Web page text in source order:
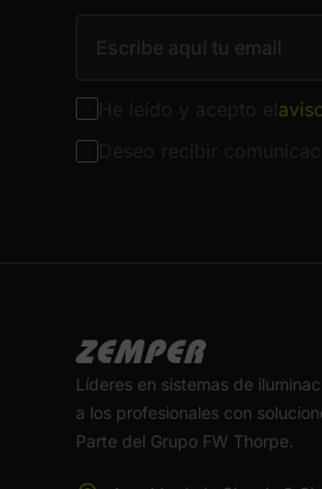
Líderes en sistemas de
a los profesionales con
Parte del Grupo FW Thorpe.